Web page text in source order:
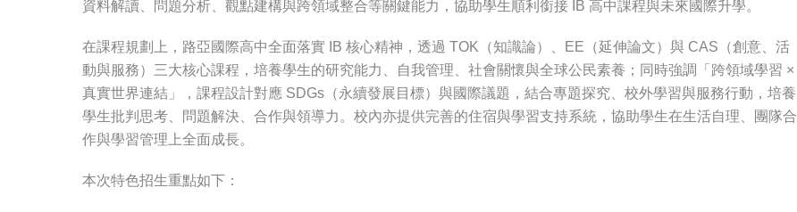
資料解讀、問題分析、觀點建構與跨領域整合等關鍵能力，協助學生順利銜接 IB 高中課程與未來國際升學。
在課程規劃上，路亞國際高中全面落實 IB 核心精神，透過 TOK（知識論）、EE（延伸論文）與 CAS（創意、活
動與服務）三大核心課程，培養學生的研究能力、自我管理、社會關懷與全球公民素養；同時強調「跨領域學習 ×
真實世界連結」，課程設計對應 SDGs（永續發展目標）與國際議題，結合專題探究、校外學習與服務行動，培養
學生批判思考、問題解決、合作與領導力。校內亦提供完善的住宿與學習支持系統，協助學生在生活自理、團隊合
作與學習管理上全面成長。
本次特色招生重點如下：